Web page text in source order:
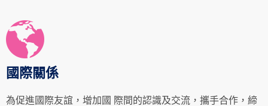
國際關係
為促進國際友誼，增加國 際間的認識及交流，攜手合作，締